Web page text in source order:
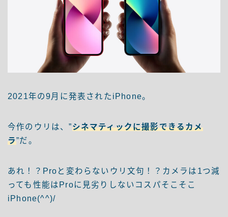
2021年の9月に発表されたiPhone。
今作のウリは、”シネマティックに撮影できるカメ
ラ”だ。
あれ！？Proと変わらないウリ文句！？カメラは1つ減
っても性能はProに見劣りしないコスパそこそこ
iPhone(^^)/